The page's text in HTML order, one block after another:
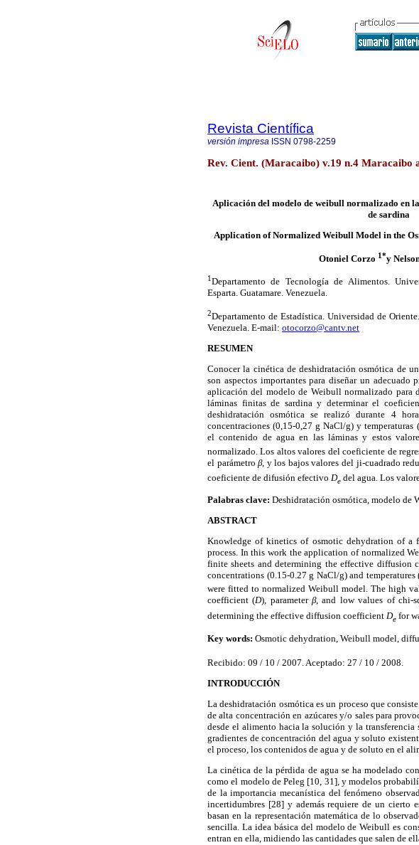
Revista Científica
versión impresa ISSN 0798-2259
Rev. Cient. (Maracaibo) v.19 n.4 Maracaibo
Aplicación del modelo de weibull normalizado en
de sardina
Application of Normalized Weibull Model in the
Otoniel Corzo 1*y
1Departamento de Tecnología de Alimentos.
Esparta. Guatamare. Venezuela.
2Departamento de Estadística. Universidad de
Venezuela. E-mail: otocorzo@cantv.net
RESUMEN
Conocer la cinética de deshidratación osmótica de
son aspectos importantes para diseñar un adecuado
aplicación del modelo de Weibull normalizado para
láminas finitas de sardina y determinar el
deshidratación osmótica se realizó durante 4
concentraciones (0,15-0,27 g NaCl/g) y temperaturas
el contenido de agua en las láminas y estos
normalizado. Los altos valores del coeficiente de
el parámetroβ, y los bajos valores del ji-cuadrado
coeficiente de difusión efectivo De del agua. Los
Palabras clave: Deshidratación osmótica, modelo de
ABSTRACT
Knowledge of kinetics of osmotic dehydration of a
process. In this work the application of normalized
finite sheets and determining the effective diffusion
concentrations (0.15-0.27 g NaCl/g) and
were fitted to normalized Weibull model. The high
coefficient (D), parameterβ, and low values of chi-
determining the effective diffusion coefficient De for
Key words: Osmotic dehydration, Weibull model,
Recibido: 09 / 10 / 2007. Aceptado: 27 / 10 / 2008.
INTRODUCCIÓN
La deshidratación osmótica es un proceso que
de alta concentración en azúcares y/o sales para
desde el alimento hacia la solución y la
gradientes de concentración del agua y soluto
el proceso, los contenidos de agua y de soluto en el
La cinética de la pérdida de agua se ha modelado
como el modelo de Peleg [10, 31], y modelos
de la importancia mecanística del fenómeno
incertidumbres [28] y además requiere de un cierto
basan en la representación matemática de lo
sencilla. La idea básica del modelo de Weibull es
entran en ella, midiendo las cantidades que salen de